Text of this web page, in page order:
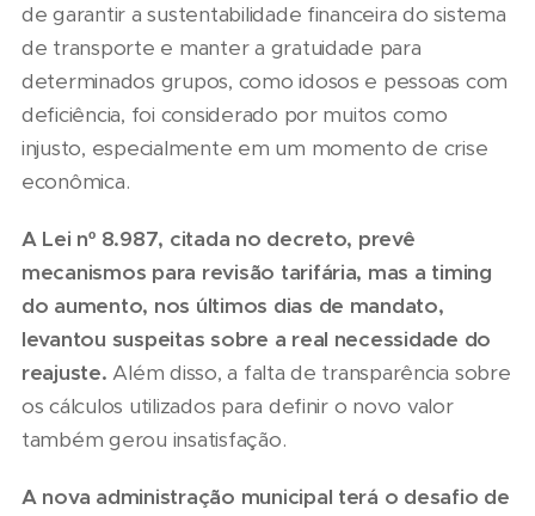
de garantir a sustentabilidade financeira do sistema
de transporte e manter a gratuidade para
determinados grupos, como idosos e pessoas com
deficiência, foi considerado por muitos como
injusto, especialmente em um momento de crise
econômica.
A Lei nº 8.987, citada no decreto, prevê
mecanismos para revisão tarifária, mas a timing
do aumento, nos últimos dias de mandato,
levantou suspeitas sobre a real necessidade do
reajuste. Além disso, a falta de transparência sobre
os cálculos utilizados para definir o novo valor
também gerou insatisfação.
A nova administração municipal terá o desafio de